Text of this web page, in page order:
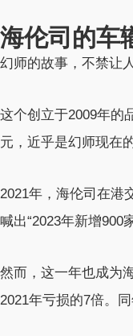
海伦司的车
幻师的故事，不禁让
这个创立于2009年的
元，近乎是幻师现在
2021年，海伦司在港
喊出“2023年新增900
然而，这一年也成为
2021年亏损的7倍。